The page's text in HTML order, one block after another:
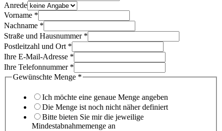
Anrede
Vorname *
Nachname *
Straße und Hausnummer *
Postleitzahl und Ort *
Ihre E-Mail-Adresse *
Ihre Telefonnummer *
Gewünschte Menge *
Ich möchte eine genaue Menge angeben
Die Menge ist noch nicht näher definiert
Bitte bieten Sie mir die jeweilige
Mindestabnahmemenge an